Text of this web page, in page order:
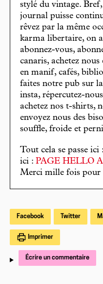
stylé du vintage.
journal puisse
rêvez par la même
karma libertaire, on
abonnez-vous,
canaris, achetez
en manif, cafés,
faites notre pub sur
insta, répercutez-
achetez nos t-shirts,
envoyez nous des
souffle, froide et
Tout cela se passe ici :
ici : PAGE HELLO
Merci mille fois pour
Facebook Twitter
Imprimer
Écrire un commentaire